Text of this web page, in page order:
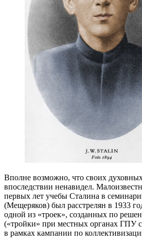
Вполне возможно, что своих
впоследствии ненавидел.
первых лет учебы Сталина в
(Мещеряков) был расстрелян в 1933
одной из «троек», созданных по
(«тройки» при местных органах ГПУ
в рамках кампании по